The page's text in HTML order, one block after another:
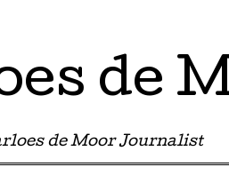
de
de Moor Journalist